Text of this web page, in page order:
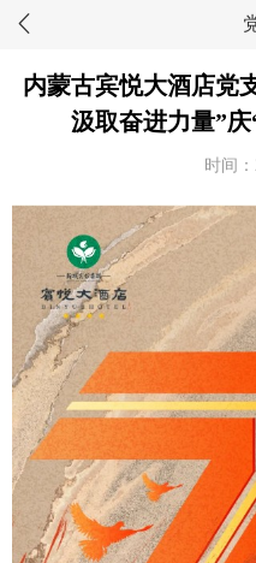
内蒙古宾悦大酒店党
汲取奋进力量”
时间